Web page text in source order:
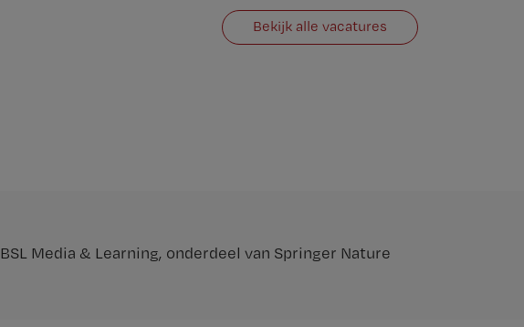
Bekijk alle vacatures
BSL Media & Learning, onderdeel van Springer Nature